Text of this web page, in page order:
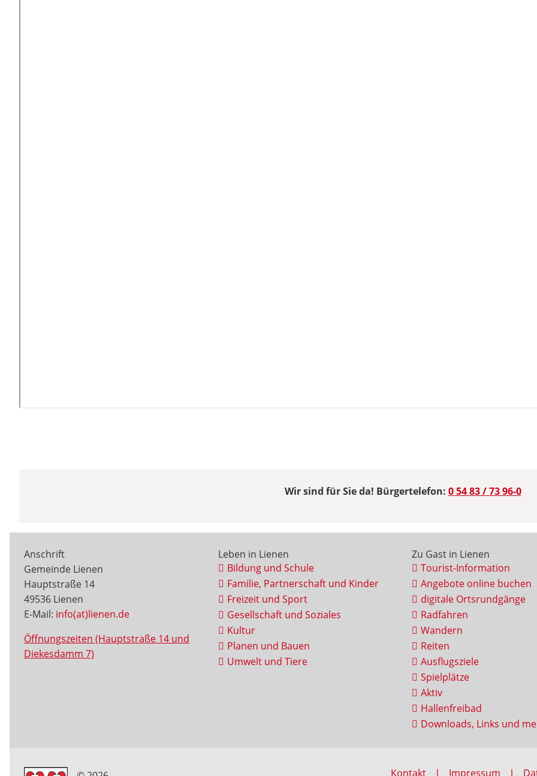
Wir sind für Sie da! Bürgertelefon: 0 54 83 / 73 96-0
Anschrift
Gemeinde Lienen
Hauptstraße 14
49536 Lienen
E-Mail: info(at)lienen.de
Öffnungszeiten (Hauptstraße 14 und
Diekesdamm 7)
Leben in Lienen
Bildung und Schule
Familie, Partnerschaft und Kinder
Freizeit und Sport
Gesellschaft und Soziales
Kultur
Planen und Bauen
Umwelt und Tiere
Zu Gast in Lienen
Tourist-Information
Angebote online buchen
digitale Ortsrundgänge
Radfahren
Wandern
Reiten
Ausflugsziele
Spielplätze
Aktiv
Hallenfreibad
Downloads, Links und
Kontakt Impressum